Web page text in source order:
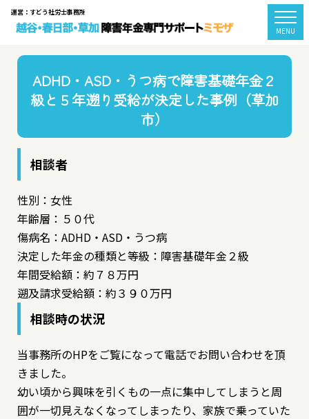
MENU
運営：すどう社労士事務所
ADHD・ASD・うつ病で障害基礎年金２
級と５年遡り受給が決定した事例（草加
市）
相談者
性別：女性
年齢層：５０代
傷病名：ADHD・ASD・うつ病
決定した年金の種類と等級：障害基礎年金２級
年間受給額：約７８万円
遡及請求受給額：約３９０万円
相談時の状況
当事務所のHPをご覧になって電話でお問い合わせを頂
きました。
幼い頃から興味を引くもの一点に集中してしまうと周
囲が一切見えなくなってしまったり、家族で乗っていた